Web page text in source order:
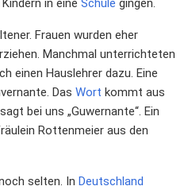
in eine Schule gingen.
Frauen wurden eher
Manchmal unterrichteten
einen Hauslehrer dazu. Eine
Das Wort kommt aus
bei uns „Guwernante“. Ein
Rottenmeier aus den
selten. In Deutschland